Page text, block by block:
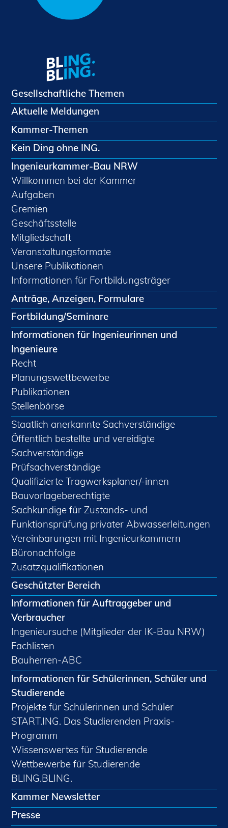
Gesellschaftliche Themen
Aktuelle Meldungen
Kammer-Themen
Kein Ding ohne ING.
Ingenieurkammer-Bau NRW
Willkommen bei der Kammer
Aufgaben
Gremien
Geschäftsstelle
Mitgliedschaft
Veranstaltungsformate
Unsere Publikationen
Informationen für Fortbildungsträger
Anträge, Anzeigen, Formulare
Fortbildung/Seminare
Informationen für Ingenieurinnen und
Ingenieure
Recht
Planungswettbewerbe
Publikationen
Stellenbörse
Staatlich anerkannte Sachverständige
Öffentlich bestellte und vereidigte
Sachverständige
Prüfsachverständige
Qualifizierte Tragwerksplaner/-innen
Bauvorlageberechtigte
Sachkundige für Zustands- und
Funktionsprüfung privater Abwasserleitungen
Vereinbarungen mit Ingenieurkammern
Büronachfolge
Zusatzqualifikationen
Geschützter Bereich
Informationen für Auftraggeber und
Verbraucher
Ingenieursuche (Mitglieder der IK-Bau NRW)
Fachlisten
Bauherren-ABC
Informationen für Schülerinnen, Schüler und
Studierende
Projekte für Schülerinnen und Schüler
START.ING. Das Studierenden Praxis-
Programm
Wissenswertes für Studierende
Wettbewerbe für Studierende
BLING.BLING.
Kammer Newsletter
Presse